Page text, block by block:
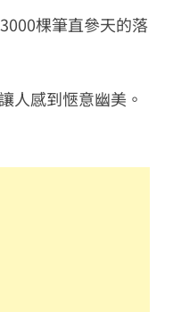
棵筆直參天的落
人感到愜意幽美。